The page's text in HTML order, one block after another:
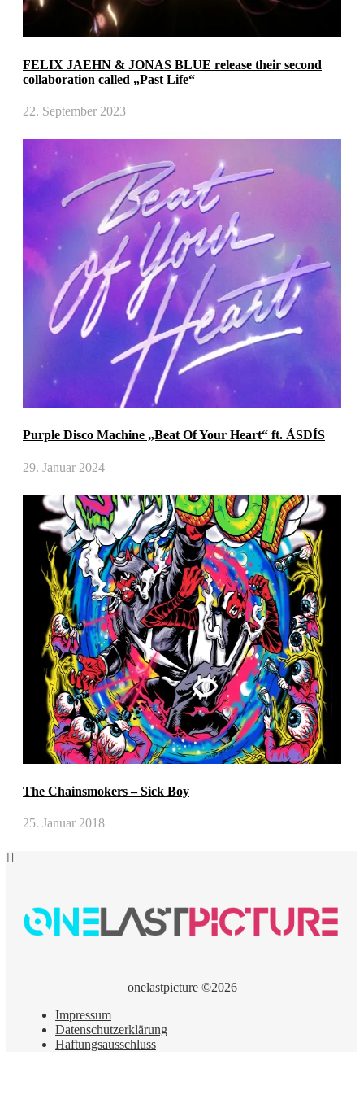
FELIX JAEHN & JONAS BLUE release their second
collaboration called „Past Life“
22. September 2023
Purple Disco Machine „Beat Of Your Heart“ ft. ÁSDÍS
29. Januar 2024
The Chainsmokers – Sick Boy
25. Januar 2018
onelastpicture ©2026
Impressum
Datenschutzerklärung
Haftungsausschluss